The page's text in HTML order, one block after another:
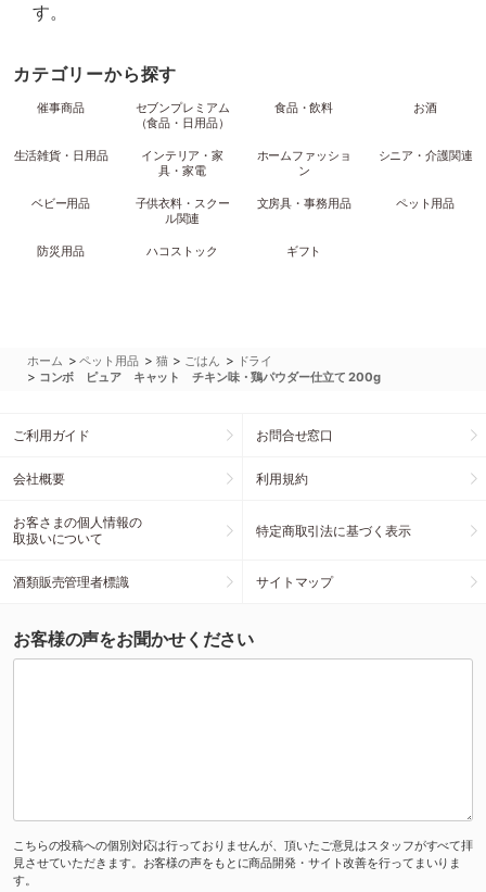
す。
カテゴリーから探す
催事商品
セブンプレミアム
（食品・日用品）
食品・飲料 お酒
生活雑貨・日用品
インテリア・家
具・家電
ホームファッショ
ン
シニア・介護関連
ベビー用品
子供衣料・スクー
ル関連
文房具・事務用品 ペット用品
防災用品 ハコストック ギフト
ホーム >ペット用品 > 猫 > ごはん > ドライ
> コンボ ピュア キャット チキン味・鶏パウダー仕立て 200g
ご利用ガイド お問合せ窓口
会社概要 利用規約
お客さまの個人情報の
取扱いについて
特定商取引法に基づく表示
酒類販売管理者標識 サイトマップ
お客様の声をお聞かせください
こちらの投稿への個別対応は行っておりませんが、頂いたご意見はスタッフがすべて拝
見させていただきます。お客様の声をもとに商品開発・サイト改善を行ってまいりま
す。